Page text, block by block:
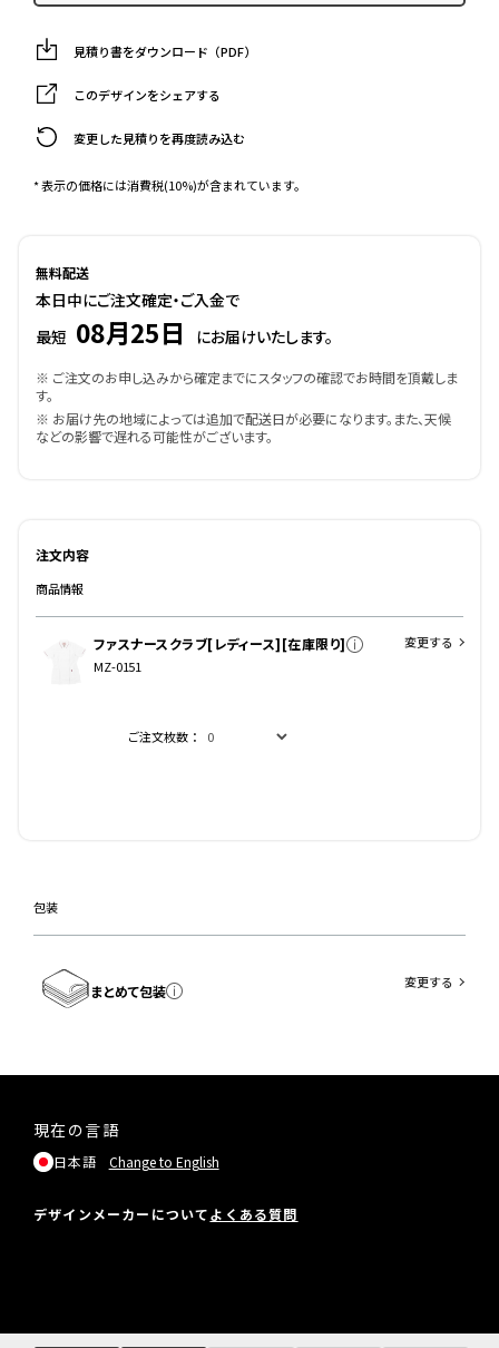
見積り書をダウンロード（PDF）
このデザインをシェアする
変更した見積りを再度読み込む
* 表示の価格には消費税(10%)が含まれています。
無料配送
本日中にご注文確定・ご入金で
最短 08月25日 にお届けいたします。
※ ご注文のお申し込みから確定までにスタッフの確認でお時間を頂戴しま
す。
※ お届け先の地域によっては追加で配送日が必要になります。また、天候
などの影響で遅れる可能性がございます。
注文内容
商品情報
ファスナースクラブ[レディース][在庫限り]
MZ-0151
ご注文枚数：
変更する
包装
まとめて包装 変更する
現在の言語
日本語 Change to English
デザインメーカーについてよくある質問